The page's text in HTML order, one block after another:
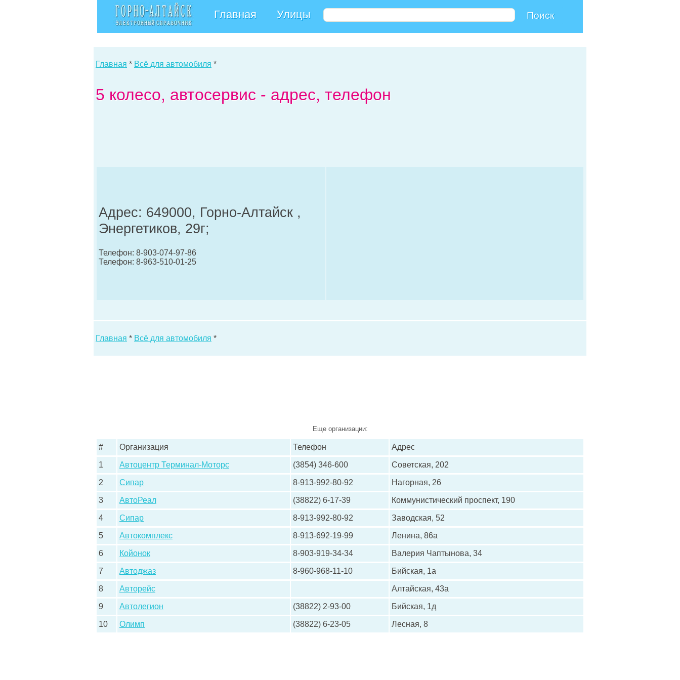
Главная Улицы
Главная * Всё для автомобиля *
5 колесо, автосервис - адрес, телефон
Адрес: 649000, Горно-Алтайск ,
Энергетиков, 29г;
Телефон: 8-903-074-97-86
Телефон: 8-963-510-01-25
Главная * Всё для автомобиля *
Еще организации:
# Организация Телефон Адрес
1 Автоцентр Терминал-Моторс (3854) 346-600 Советская, 202
2 Сипар 8-913-992-80-92 Нагорная, 26
3 АвтоРеал (38822) 6-17-39 Коммунистический проспект, 190
4 Сипар 8-913-992-80-92 Заводская, 52
5 Автокомплекс 8-913-692-19-99 Ленина, 86а
6 Койонок 8-903-919-34-34 Валерия Чаптынова, 34
7 Автоджаз 8-960-968-11-10 Бийская, 1а
8 Авторейс Алтайская, 43а
9 Автолегион (38822) 2-93-00 Бийская, 1д
10 Олимп (38822) 6-23-05 Лесная, 8